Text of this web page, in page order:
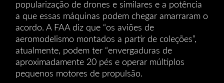
popularização de drones e similares e a potência
a que essas máquinas podem chegar amarraram o
acordo. A FAA diz que “os aviões de
aeromodelismo montados a partir de coleções”,
atualmente, podem ter “envergaduras de
aproximadamente 20 pés e operar múltiplos
pequenos motores de propulsão.